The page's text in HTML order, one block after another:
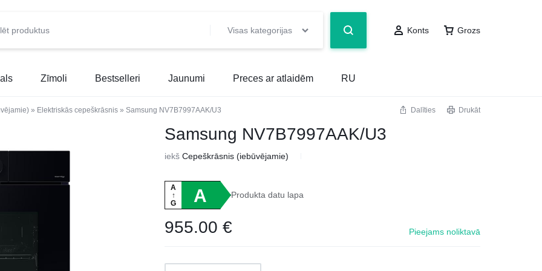
Visas kategorijas Konts Grozs
Zīmoli Bestselleri Jaunumi Preces ar atlaidēm RU
» Elektriskās cepeškrāsnis » Samsung NV7B7997AAK/U3 Dalīties Drukāt
Samsung NV7B7997AAK/U3
iekšCepeškrāsnis (iebūvējamie)
A
↑
G
A Produkta datu lapa
955.00€ Pieejams noliktavā